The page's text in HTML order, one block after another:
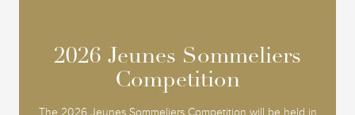
2026 Jeunes Sommeliers
Competition
The 2026 Jeunes Sommeliers Competition will be held in
2026 Jeunes Sommeliers
Competition